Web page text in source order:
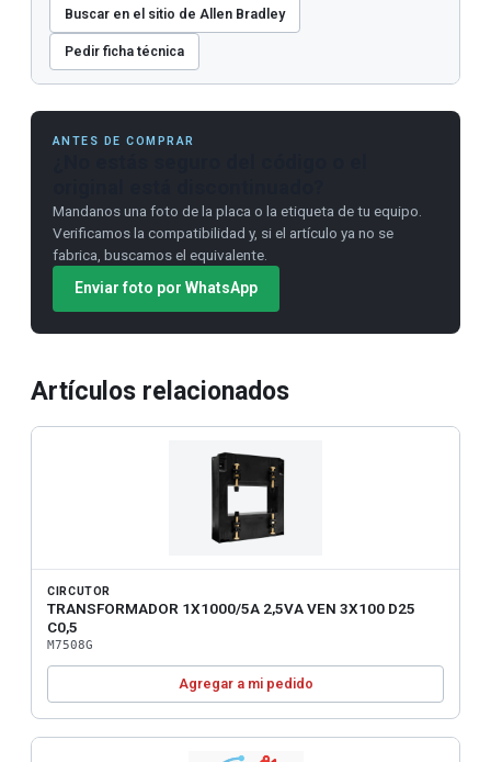
Buscar en el sitio de Allen Bradley
Pedir ficha técnica
ANTES DE COMPRAR
Mandanos una foto de la placa o la etiqueta de tu equipo.
Verificamos la compatibilidad y, si el artículo ya no se
fabrica, buscamos el equivalente.
Enviar foto por WhatsApp
Artículos relacionados
CIRCUTOR
TRANSFORMADOR 1X1000/5A 2,5VA VEN 3X100 D25
C0,5
M7508G
Agregar a mi pedido